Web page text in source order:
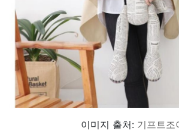
이미지 출처: 기프트조